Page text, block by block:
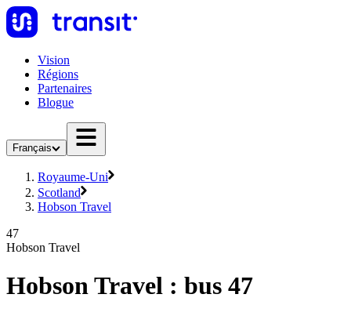
Vision
Régions
Partenaires
Blogue
Français
Royaume-Uni
Scotland
Hobson Travel
47
Hobson Travel
Hobson Travel : bus 47